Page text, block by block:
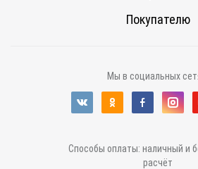
Покупателю
Мы в социальных
Способы оплаты: наличный и
расчёт